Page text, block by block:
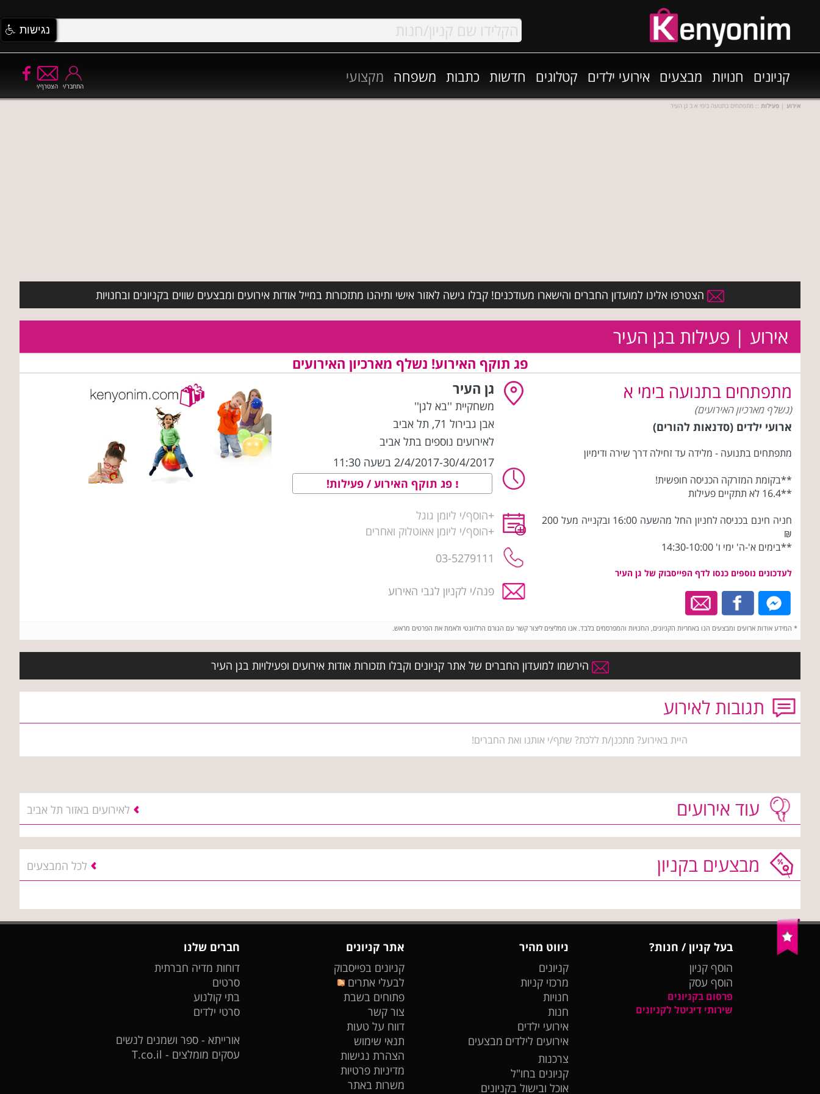
קניונים חנויות מבצעים אירועי ילדים קטלוגים חדשות כתבות משפחה מקצועי
הצטרף/י התחבר/י
אירוע | פעילות :: מתפתחים בתנועה בימי א ב גן העיר
הצטרפו אלינו למועדון החברים והישארו מעודכנים! קבלו גישה לאזור אישי ותיהנו מתזכורות במייל אודות אירועים ומבצעים שווים בקניונים ובחנויות
אירוע | פעילות בגן העיר
פג תוקף האירוע! נשלף מארכיון האירועים
מתפתחים בתנועה בימי א
(נשלף מארכיון האירועים)
ארועי ילדים (סדנאות להורים)
מתפתחים בתנועה - מלידה עד זחילה דרך שירה ודימיון
**בקומת המזרקה הכניסה חופשית!
**16.4 לא תתקיים פעילות‏
חניה חינם בכניסה לחניון החל מהשעה 16:00 ובקנייה מעל 200
₪
**בימים א'-ה' ימי ו' 10:00-‏‏14:30
לעדכונים נוספים כנסו לדף הפייסבוק של גן העיר
גן העיר
משחקיית ''בא לגן''
אבן גבירול 71
, תל אביב
לאירועים נוספים בתל אביב
2/4/2017-30/4/2017 בשעה 11:30
פג תוקף האירוע / פעילות!
+הוסף/י ליומן גוגל
+הוסף/י ליומן אאוטלוק ואחרים
03-5279111
פנה/י לקניון לגבי האירוע
* המידע אודות ארועים ומבצעים הנו באחריות הקניונים, החנויות והמפרסמים בלבד. אנו ממליצים ליצור קשר עם הגורם הרלוונטי ולאמת את הפרטים מראש.
הירשמו למועדון החברים של אתר קניונים וקבלו תזכורות אודות אירועים ופעילויות בגן העיר
תגובות לאירוע
היית באירוע? מתכנן/ת ללכת? שתף/י אותנו ואת החברים!
עוד אירועים לאירועים באזור תל אביב
מבצעים בקניון לכל המבצעים
בעל קניון / חנות?
הוסף קניון
הוסף עסק
פרסום בקניונים
שירותי דיגיטל לקניונים
ניווט מהיר
קניונים
מרכזי קניות
חנויות
חנות
אירועי ילדים
אירועים לילדים מבצעים
צרכנות
קניונים בחו"ל
אוכל ובישול בקניונים
אתר קניונים
קניונים בפייסבוק
לבעלי אתרים
פתוחים בשבת
צור קשר
דווח על טעות
תנאי שימוש
הצהרת נגישות
מדיניות פרטיות
משרות באתר
חברים שלנו
דוחות מדיה חברתית
סרטים
בתי קולנוע
סרטי ילדים
אורייתא - ספר ושמנים לנשים
עסקים מומלצים - T.co.il
נגישות